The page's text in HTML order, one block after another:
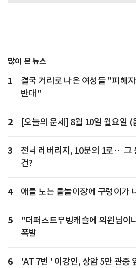
많이 본 뉴스
1
결국 거리로 나온 여성들 "피해
반대"
2 [오늘의 운세] 8월 10일 월요일 (
3
전닉 레버리지, 10분의 1로… 그
건?
4 애들 노는 물놀이장에 구렁이가
5
"더퍼스트무빙캐슬에 의원님이
폭발
6
'AT 7번 ' 이강인, 상암 5만 관중